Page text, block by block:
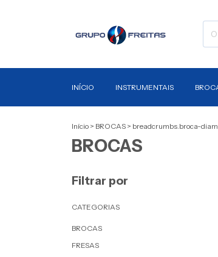
INÍCIO INSTRUMENTAIS
Início > BROCAS > breadcrumbs.broca-
BROCAS
Filtrar por
CATEGORIAS
BROCAS
FRESAS